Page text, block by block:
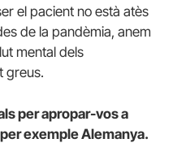
el pacient no està atès
de la pandèmia, anem
mental dels
greus.
per apropar-vos a
exemple Alemanya.